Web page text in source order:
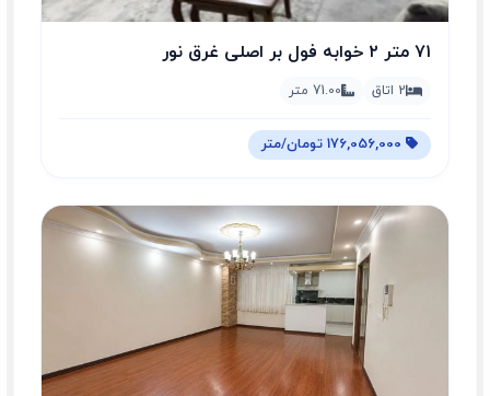
۷۱ متر ۲ خوابه فول بر اصلی غرق نور
2 اتاق 71.00 متر